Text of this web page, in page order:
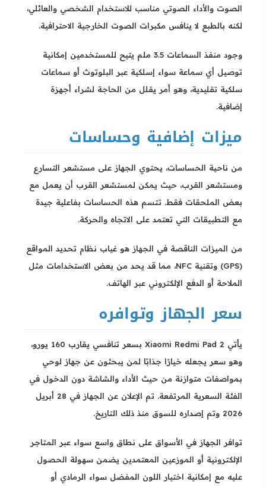
الصوت والأداء الصوتي مناسب للاستخدام الشخصي والعائلي،
لكنه بالطبع لا ينافس مكبرات الصوت الخارجية الاحترافية.
وجود منفذ السماعات 3.5 ملم يتيح للمستخدمين إمكانية
توصيل أي سماعة سواء إسلكية عبر البلوتوث أو سماعات
سلكية تقليدية، وهو أمر يقلل من الحاجة لشراء أجهزة
إضافية.
ميزات إضافية وحساسات
من ناحية الحساسات، يحتوي الجهاز على مستشعر التسارع
ومستشعر القرب، حيث يمكن لمستشعر القرب أن يعمل مع
بعض الملحقات فقط. تتسم هذه الحساسات بفاعلية جيدة
مع التطبيقات التي تعتمد على الاتجاه والحركة.
من الميزات الناقصة في الجهاز هو غياب نظام تحديد المواقع
(GPS) وتقنية NFC، مما قد يحد من بعض الاستخدامات مثل
الملاحة أو الدفع الإلكتروني عبر الهاتف.
سعر الجهاز وتوافره
يأتي Xiaomi Redmi Pad 2 بسعر تنافسي يقارب 160 يورو،
وهو سعر يجعله خيارًا جذابًا لمن يبحثون عن جهاز لوحي
بمواصفات متوازنة من حيث الأداء والشاشة دون الدخول في
الفئة السعرية المرتفعة. تم الإعلان عن الجهاز في 28 أبريل
2026 وتم إصداره للسوق منذ ذلك التاريخ.
توافر الجهاز في الأسواق على نطاق واسع سواء عبر المتاجر
الإلكترونية أو الموزعين المعتمدين يضمن سهولة الحصول
عليه مع إمكانية اختيار اللون المفضل سواء الرمادي أو